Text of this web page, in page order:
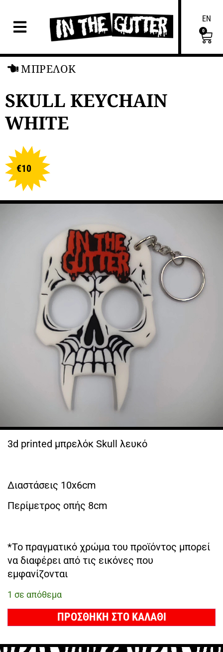
EN
0
ΜΠΡΕΛΟΚ
SKULL KEYCHAIN
WHITE
€10
3d printed μπρελόκ Skull λευκό
Διαστάσεις 10x6cm
Περίμετρος οπής 8cm
*Το πραγματικό χρώμα του προϊόντος μπορεί
να διαφέρει από τις εικόνες που
εμφανίζονται
1 σε απόθεμα
ΠΡΟΣΘΗΚΗ ΣΤΟ ΚΑΛΑΘΙ